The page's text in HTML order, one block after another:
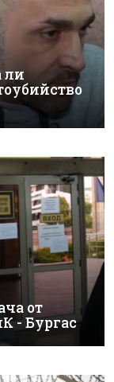
ли
от
- Бургас